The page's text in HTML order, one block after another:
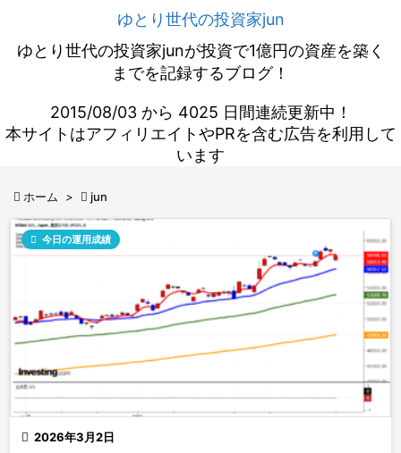
ゆとり世代の投資家jun
ゆとり世代の投資家junが投資で1億円の資産を築く
までを記録するブログ！
2015/08/03 から 4025 日間連続更新中！
本サイトはアフィリエイトやPRを含む広告を利用して
います
 ホーム >  jun
 2026年3月2日
 今日の運用成績